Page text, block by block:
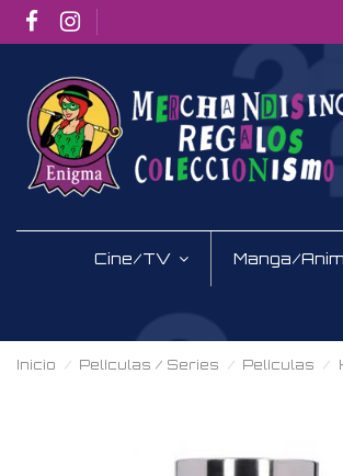
Cine/TV Manga/
Inicio Películas / Series Películas